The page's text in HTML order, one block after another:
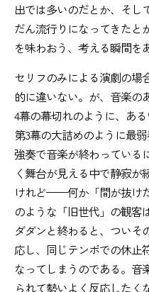
出では多いのだとか、そし
だん流行りになってきたと
を味わおう、考える瞬間を
セリフのみによる演劇の場
的に違いない。が、音楽の
4幕の幕切れのように、あ
第3幕の大詰めのように最
強奏で音楽が終わっている
く舞台が見える中で静寂
けれど——何か「間が抜け
のような「旧世代」の観客
ダダンと終わると、ついそ
応し、同じテンポでの休止
なってしまうのである。音
られて勢いよく反応したく